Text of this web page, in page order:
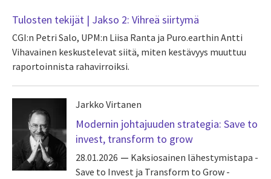
Tulosten tekijät | Jakso 2: Vihreä siirtymä
⁠⁠CGI:⁠⁠n ⁠⁠Petri Salo,⁠ ⁠UPM⁠:n ⁠Liisa Ranta⁠ ja ⁠Puro.earth⁠in ⁠Antti
Vihavainen⁠ keskustelevat siitä, miten kestävyys muuttuu
raportoinnista rahavirroiksi.
Jarkko Virtanen
Modernin johtajuuden strategia: Save to
invest, transform to grow
28.01.2026
Kaksiosainen lähestymistapa -
Save to Invest ja Transform to Grow -